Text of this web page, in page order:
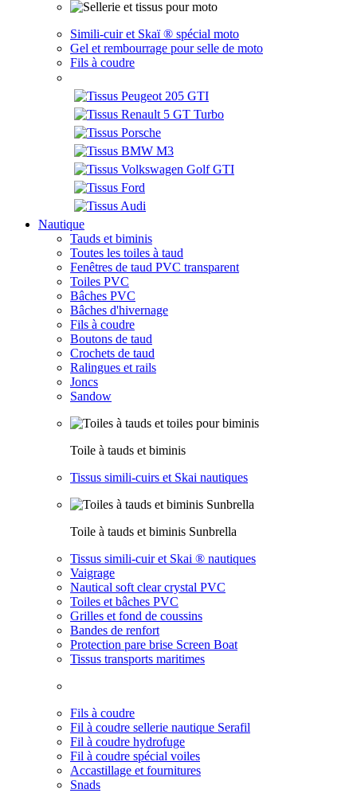
Simili-cuir et Skaï ® spécial moto
Gel et rembourrage pour selle de moto
Fils à coudre
Nautique
Tauds et biminis
Toutes les toiles à taud
Fenêtres de taud PVC transparent
Toiles PVC
Bâches PVC
Bâches d'hivernage
Fils à coudre
Boutons de taud
Crochets de taud
Ralingues et rails
Joncs
Sandow
Toile à tauds et biminis
Tissus simili-cuirs et Skai nautiques
Toile à tauds et biminis Sunbrella
Tissus simili-cuir et Skai ® nautiques
Vaigrage
Nautical soft clear crystal PVC
Toiles et bâches PVC
Grilles et fond de coussins
Bandes de renfort
Protection pare brise Screen Boat
Tissus transports maritimes
Fils à coudre
Fil à coudre sellerie nautique Serafil
Fil à coudre hydrofuge
Fil à coudre spécial voiles
Accastillage et fournitures
Snads